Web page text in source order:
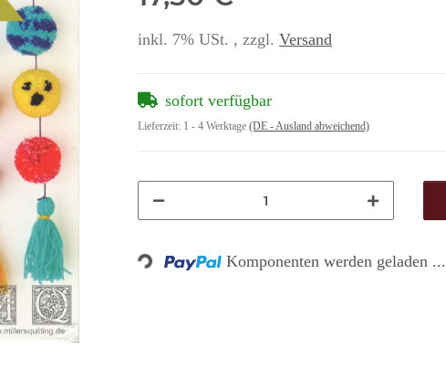
inkl. 7% USt. , zzgl. Versand
sofort verfügbar
Lieferzeit: 1 - 4 Werktage (DE - Ausland abweichend)
Loading... Komponenten werden geladen ...